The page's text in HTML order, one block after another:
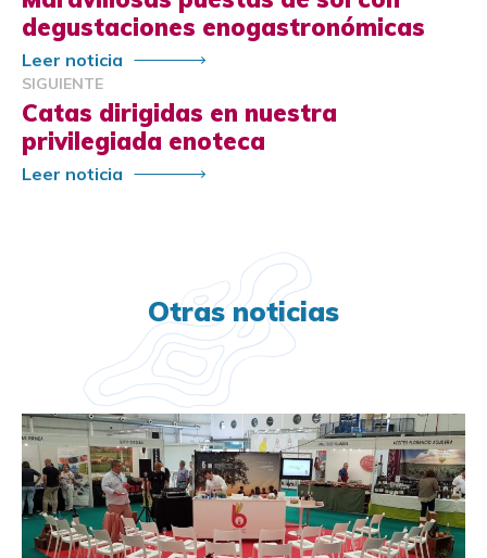
degustaciones enogastronómicas
Leer noticia
SIGUIENTE
Catas dirigidas en nuestra
privilegiada enoteca
Leer noticia
Otras noticias